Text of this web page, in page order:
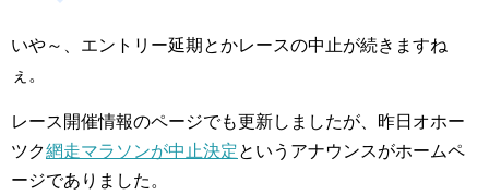
いや～、エントリー延期とかレースの中止が続きますね
ぇ。
レース開催情報のページでも更新しましたが、昨日オホー
ツク網走マラソンが中止決定というアナウンスがホームペ
ージでありました。